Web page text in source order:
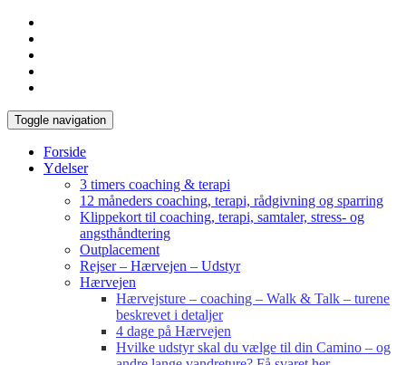
Toggle navigation
Forside
Ydelser
3 timers coaching & terapi
12 måneders coaching, terapi, rådgivning og sparring
Klippekort til coaching, terapi, samtaler, stress- og
angsthåndtering
Outplacement
Rejser – Hærvejen – Udstyr
Hærvejen
Hærvejsture – coaching – Walk & Talk – turene
beskrevet i detaljer
4 dage på Hærvejen
Hvilke udstyr skal du vælge til din Camino – og